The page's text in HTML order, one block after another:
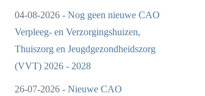
04-08-2026 - Nog geen nieuwe CAO
Verpleeg- en Verzorgingshuizen,
Thuiszorg en Jeugdgezondheidszorg
(VVT) 2026 - 2028
26-07-2026 - Nieuwe CAO